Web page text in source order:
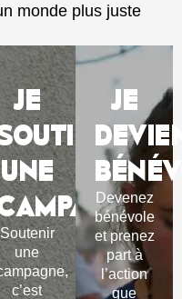
monde plus juste
.
JE
UNE
.
Soutenir
une
c’est
JE
Devenez
bénévole
et prenez
part à
l’action
que